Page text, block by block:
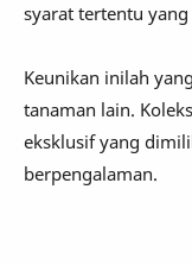
syarat tertentu
Keunikan inilah
tanaman lain.
eksklusif yang
berpengalaman.